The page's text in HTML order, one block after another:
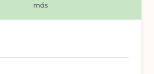
más